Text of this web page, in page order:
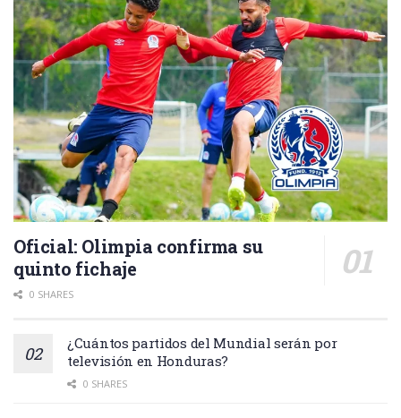
Oficial: Olimpia confirma su
quinto fichaje
0 SHARES
¿Cuántos partidos del Mundial serán por
televisión en Honduras?
0 SHARES